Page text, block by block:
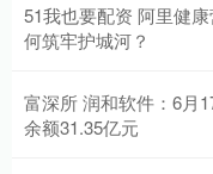
51我也要配资 阿里健
何筑牢护城河？
富深所 润和软件：6月
余额31.35亿元